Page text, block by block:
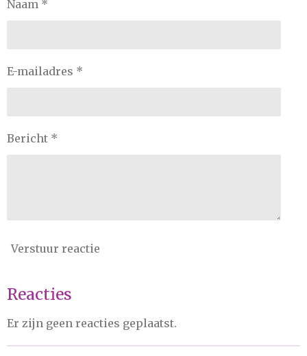
Naam *
E-mailadres *
Bericht *
Verstuur reactie
Reacties
Er zijn geen reacties geplaatst.